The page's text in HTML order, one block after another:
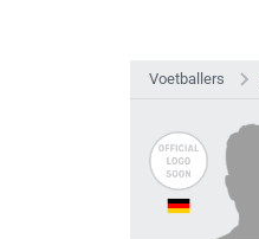
Voetballers